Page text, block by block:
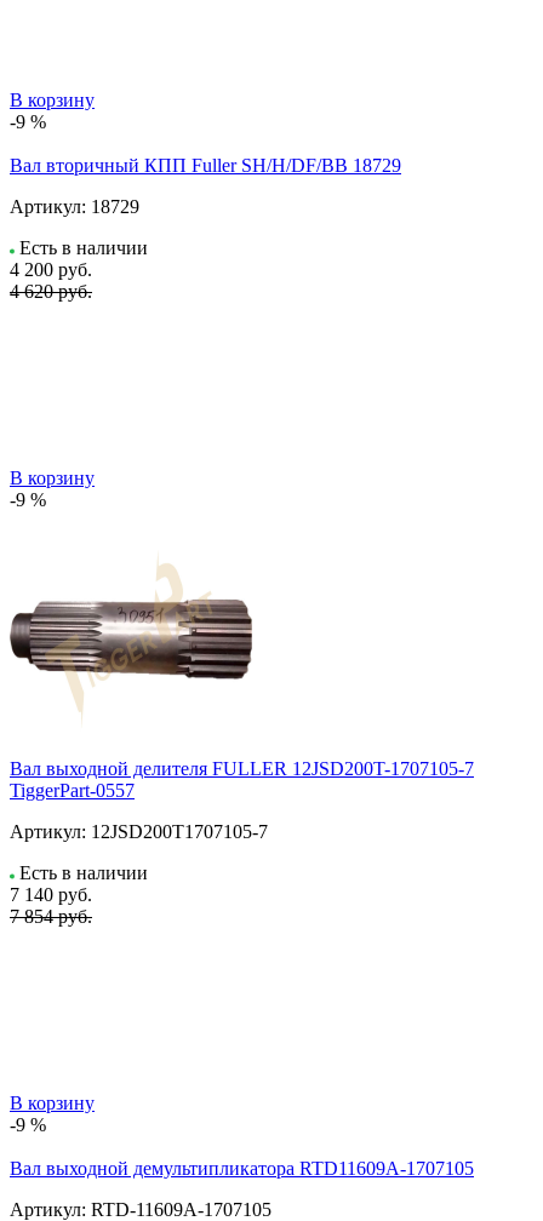
В корзину
-9 %
Вал вторичный КПП Fuller SH/H/DF/BB 18729
Артикул: 18729
Есть в наличии
4 200 руб.
4 620 руб.
В корзину
-9 %
Вал выходной делителя FULLER 12JSD200T-1707105-7
TiggerPart-0557
Артикул: 12JSD200T1707105-7
Есть в наличии
7 140 руб.
7 854 руб.
В корзину
-9 %
Вал выходной демультипликатора RTD11609A-1707105
Артикул: RTD-11609A-1707105